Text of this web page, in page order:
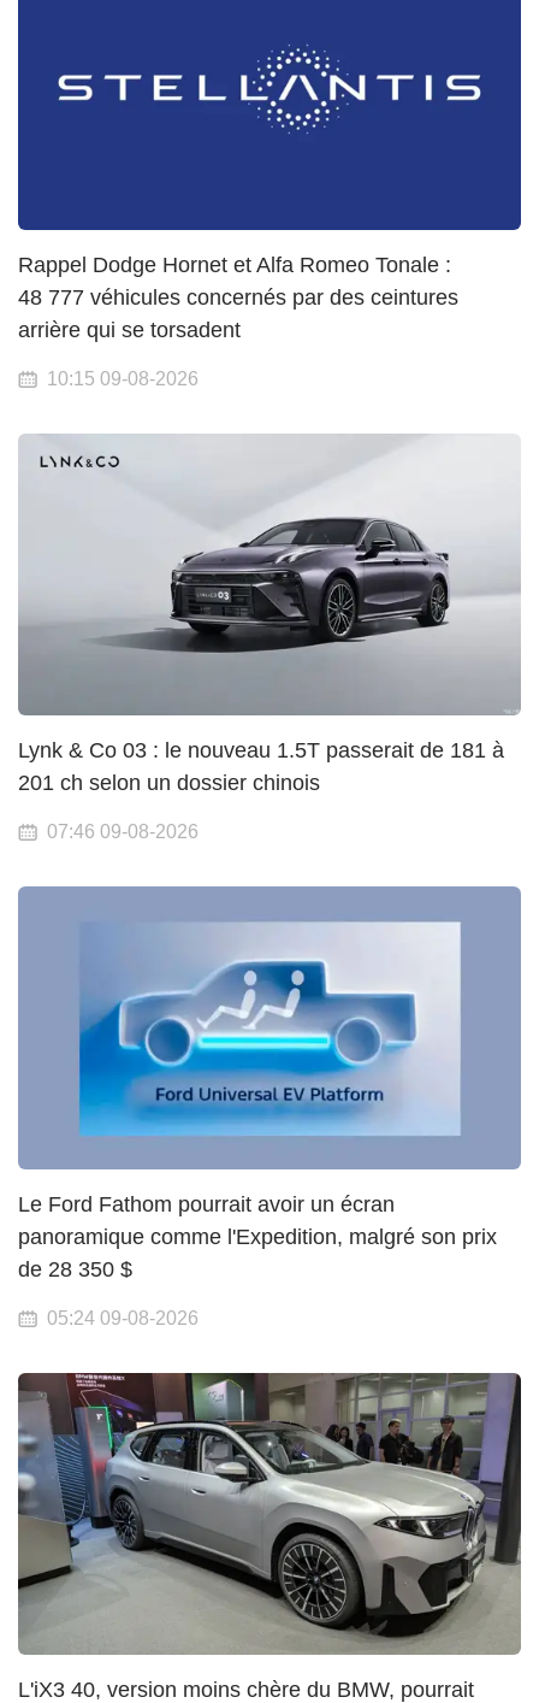
Rappel Dodge Hornet et Alfa Romeo Tonale :
48 777 véhicules concernés par des ceintures
arrière qui se torsadent
10:15 09-08-2026
Lynk & Co 03 : le nouveau 1.5T passerait de 181 à
201 ch selon un dossier chinois
07:46 09-08-2026
Le Ford Fathom pourrait avoir un écran
panoramique comme l'Expedition, malgré son prix
de 28 350 $
05:24 09-08-2026
L'iX3 40, version moins chère du BMW, pourrait